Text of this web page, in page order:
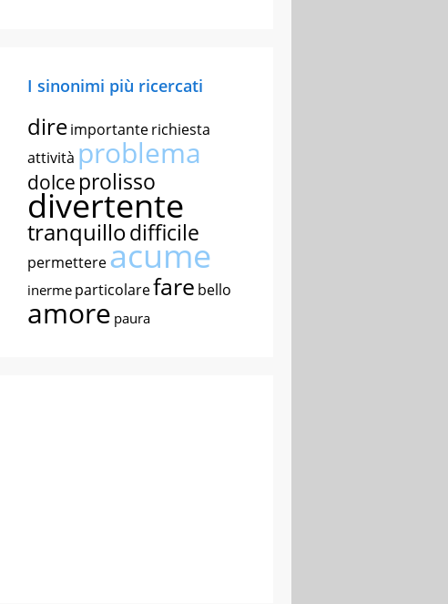
I sinonimi più ricercati
direimportanterichiesta
attività problema
dolce prolisso
divertente
tranquillodifficile
permettereacume
inerme particolarefare bello
amore paura